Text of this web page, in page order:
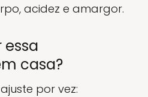
acidez e amargor.
casa?
por vez: